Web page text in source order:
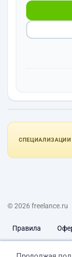
СПЕЦИАЛИЗАЦИИ
© 2026 freelance.ru
Правила